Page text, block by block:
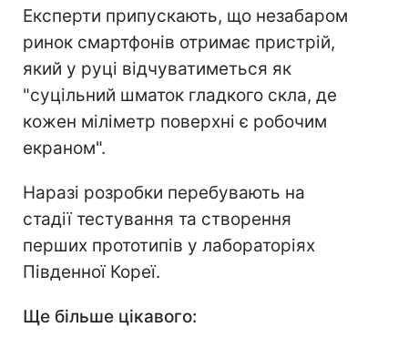
Експерти припускають, що незабаром
ринок смартфонів отримає пристрій,
який у руці відчуватиметься як
"суцільний шматок гладкого скла, де
кожен міліметр поверхні є робочим
екраном".
Наразі розробки перебувають на
стадії тестування та створення
перших прототипів у лабораторіях
Південної Кореї.
Ще більше цікавого: